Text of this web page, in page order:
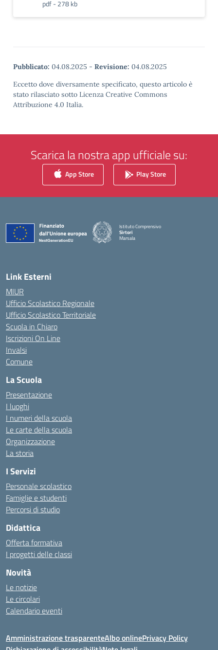
pdf - 278 kb
Pubblicato: 04.08.2025 - Revisione: 04.08.2025
Eccetto dove diversamente specificato, questo articolo è
stato rilasciato sotto Licenza Creative Commons
Attribuzione 4.0 Italia.
Scarica la nostra app ufficiale su:
App Store Play Store
Istituto Comprensivo
Sirtori
Marsala
Link Esterni
MIUR
Ufficio Scolastico Regionale
Ufficio Scolastico Territoriale
Scuola in Chiaro
Iscrizioni On Line
Invalsi
Comune
La Scuola
Presentazione
I luoghi
I numeri della scuola
Le carte della scuola
Organizzazione
La storia
I Servizi
Personale scolastico
Famiglie e studenti
Percorsi di studio
Didattica
Offerta formativa
I progetti delle classi
Novità
Le notizie
Le circolari
Calendario eventi
Amministrazione trasparenteAlbo onlinePrivacy Policy